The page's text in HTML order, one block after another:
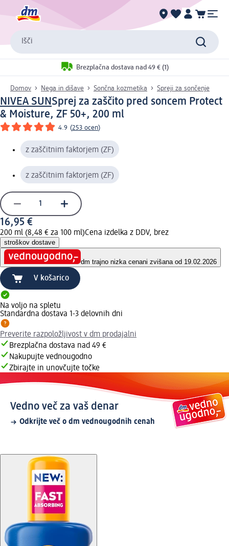
Išči
Brezplačna dostava nad 49 € (1)
Domov Nega in dišave Sončna kozmetika Spreji za sončenje
NIVEA SUNSprej za zaščito pred soncem Protect
& Moisture, ZF 50+, 200 ml
4.9 (253 ocen)
z zaščitnim faktorjem (ZF)
z zaščitnim faktorjem (ZF)
16,95 €
200 ml (8,48 € za 100 ml)Cena izdelka z DDV, brez
stroškov dostave
dm trajno nizka cenani zvišana od 19.02.2026
V košarico
Na voljo na spletu
Standardna dostava 1-3 delovnih dni
Preverite razpoložljivost v dm prodajalni
Brezplačna dostava nad 49 €
Nakupujte vednougodno
Zbirajte in unovčujte točke
Vedno več za vaš denar
Odkrijte več o dm vednougodnih cenah